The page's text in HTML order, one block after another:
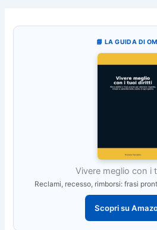
📘 LA GUIDA DI
Vivere meglio con i
Reclami, recesso, rimborsi: frasi
Scopri su